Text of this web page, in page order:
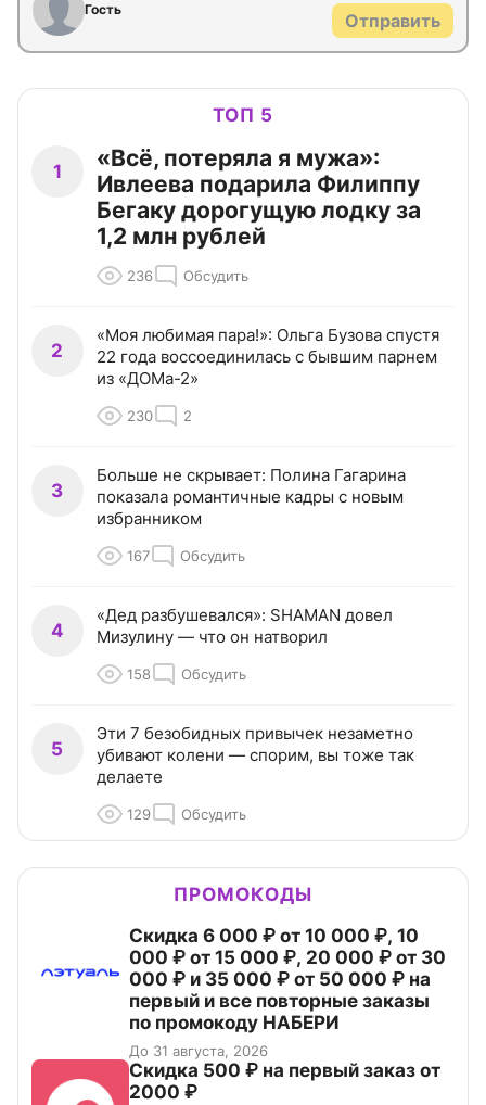
Гость
Отправить
ТОП 5
1
«Всё, потеряла я мужа»:
Ивлеева подарила Филиппу
Бегаку дорогущую лодку за
1,2 млн рублей
236 Обсудить
2
«Моя любимая пара!»: Ольга Бузова спустя
22 года воссоединилась с бывшим парнем
из «ДОМа-2»
230 2
3
Больше не скрывает: Полина Гагарина
показала романтичные кадры с новым
избранником
167 Обсудить
4
«Дед разбушевался»: SHAMAN довел
Мизулину — что он натворил
158 Обсудить
5
Эти 7 безобидных привычек незаметно
убивают колени — спорим, вы тоже так
делаете
129 Обсудить
ПРОМОКОДЫ
Скидка 6 000 ₽ от 10 000 ₽, 10
000 ₽ от 15 000 ₽, 20 000 ₽ от 30
000 ₽ и 35 000 ₽ от 50 000 ₽ на
первый и все повторные заказы
по промокоду НАБЕРИ
До 31 августа, 2026
Скидка 500 ₽ на первый заказ от
2000 ₽